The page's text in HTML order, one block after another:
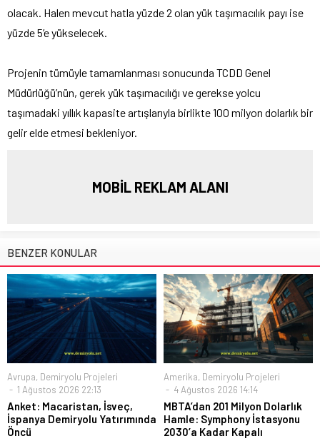
olacak. Halen mevcut hatla yüzde 2 olan yük taşımacılık payı ise
yüzde 5’e yükselecek.
Projenin tümüyle tamamlanması sonucunda TCDD Genel
Müdürlüğü’nün, gerek yük taşımacılığı ve gerekse yolcu
taşımadaki yıllık kapasite artışlarıyla birlikte 100 milyon dolarlık bir
gelir elde etmesi bekleniyor.
MOBİL REKLAM ALANI
BENZER KONULAR
Avrupa, Demiryolu Projeleri
1 Ağustos 2026 22:13
Anket: Macaristan, İsveç,
İspanya Demiryolu Yatırımında
Öncü
Amerika, Demiryolu Projeleri
4 Ağustos 2026 14:14
MBTA’dan 201 Milyon Dolarlık
Hamle: Symphony İstasyonu
2030’a Kadar Kapalı